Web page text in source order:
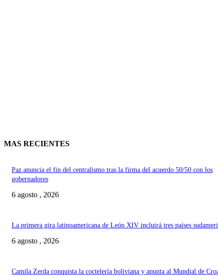
MAS RECIENTES
Paz anuncia el fin del centralismo tras la firma del acuerdo 50/50 con los
gobernadores
6 agosto , 2026
La primera gira latinoamericana de León XIV incluirá tres países
6 agosto , 2026
Camila Zerda conquista la coctelería boliviana y apunta al Mundial de